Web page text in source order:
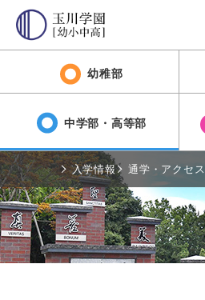
幼稚部
中学部・高等部
入学情報 通学・アクセス